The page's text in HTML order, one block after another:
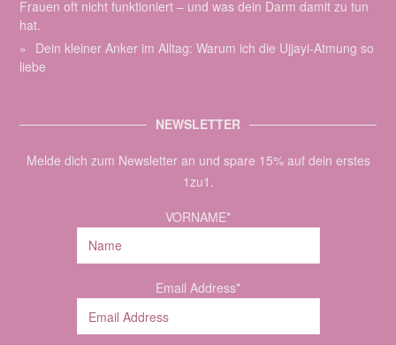
Frauen oft nicht funktioniert – und was dein Darm damit zu tun
hat.
Dein kleiner Anker im Alltag: Warum ich die Ujjayi-Atmung so
liebe
NEWSLETTER
Melde dich zum Newsletter an und spare 15% auf dein erstes
1zu1.
VORNAME*
Email Address*